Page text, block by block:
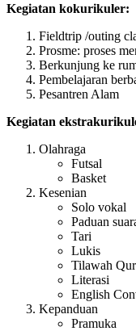
Kegiatan kokurikuler:
Fieldtrip /outing
Prosme: proses
Berkunjung ke
Pembelajaran
Pesantren Alam
Kegiatan
Olahraga
Futsal
Basket
Kesenian
Solo vokal
Paduan
Tari
Lukis
Tilawah
Literasi
English
Kepanduan
Pramuka